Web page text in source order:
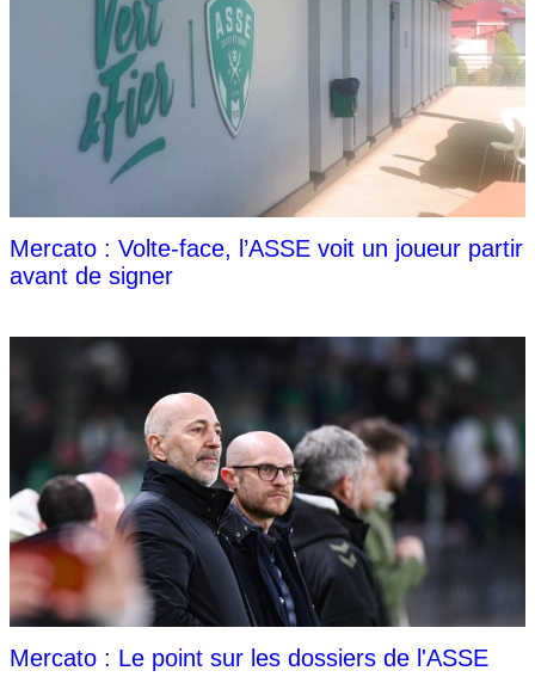
Mercato : Volte-face, l’ASSE voit un joueur partir
avant de signer
Mercato : Le point sur les dossiers de l'ASSE